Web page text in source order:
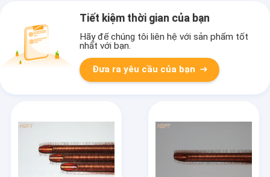
Tiết kiệm thời gian của bạn
Hãy để chúng tôi liên hệ với sản phẩm tốt
nhất với bạn.
Đưa ra yêu cầu của bạn